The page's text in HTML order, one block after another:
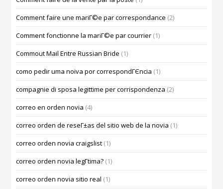
Comment faire une mariГ©e par correspondance (2)
Comment fonctionne la mariГ©e par courrier (1)
Commout Mail Entre Russian Bride (1)
como pedir uma noiva por correspondГЄncia (1)
compagnie di sposa legittime per corrispondenza (2)
correo en orden novia (4)
correo orden de reseГ±as del sitio web de la novia (1)
correo orden novia craigslist (1)
correo orden novia legГ­tima? (1)
correo orden novia sitio real (1)